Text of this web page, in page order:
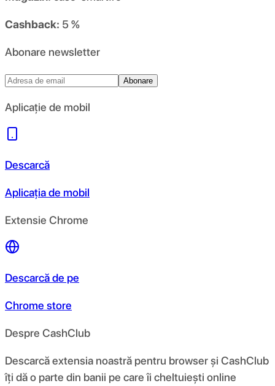
Cashback: 5 %
Abonare newsletter
Abonare
Aplicație de mobil
Descarcă
Aplicația de mobil
Extensie Chrome
Descarcă de pe
Chrome store
Despre CashClub
Descarcă extensia noastră pentru browser și CashClub
îți dă o parte din banii pe care îi cheltuiești online